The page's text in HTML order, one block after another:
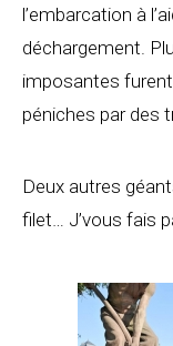
l’embarcation à
déchargement.
imposantes
péniches par des
Deux autres
filet… J’vous fais